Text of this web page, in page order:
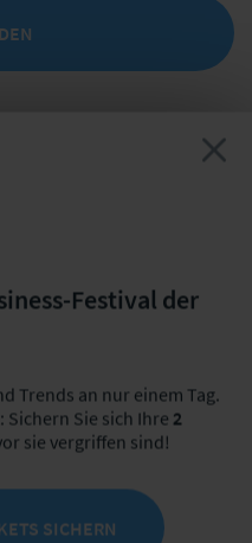
988-257
Festival der
Trends an nur einem Tag.
Sie sich Ihre 2
sie vergriffen sind!
SICHERN